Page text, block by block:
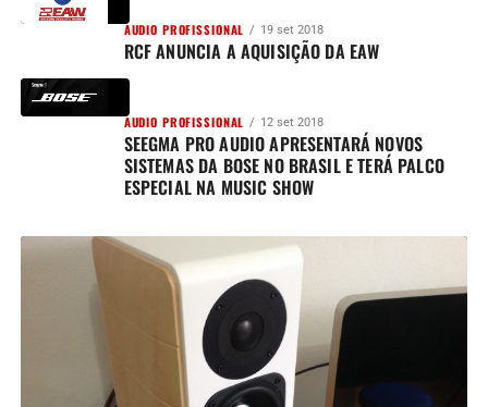
AUDIO PROFISSIONAL 19 set 2018
RCF ANUNCIA A AQUISIÇÃO DA EAW
AUDIO PROFISSIONAL 12 set 2018
SEEGMA PRO AUDIO APRESENTARÁ NOVOS
SISTEMAS DA BOSE NO BRASIL E TERÁ PALCO
ESPECIAL NA MUSIC SHOW